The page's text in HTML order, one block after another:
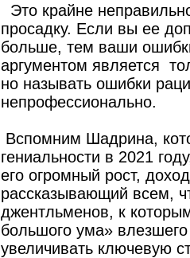
Это крайне
просадку. Если вы ее
больше, тем ваши
аргументом является
но называть ошибки
непрофессионально.
Вспомним Шадрина,
гениальности в 2021
его огромный рост,
рассказывающий всем,
джентльменов, к
большого ума»
увеличивать ключевую